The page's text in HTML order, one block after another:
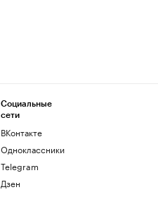
Социальные
сети
ВКонтакте
Одноклассники
Telegram
Дзен